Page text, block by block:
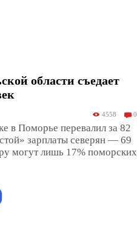
области съедает
4558 0
в Поморье перевалил за 82
зарплаты северян — 69
могут лишь 17% поморских